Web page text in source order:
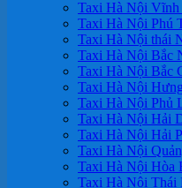
Taxi Hà Nội Vĩnh
Taxi Hà Nội Phú
Taxi Hà Nội thái
Taxi Hà Nội Bắc
Taxi Hà Nội Bắc
Taxi Hà Nội
Taxi Hà Nội Phủ
Taxi Hà Nội Hải
Taxi Hà Nội Hải
Taxi Hà Nội
Taxi Hà Nội Hòa
Taxi Hà Nội Thái